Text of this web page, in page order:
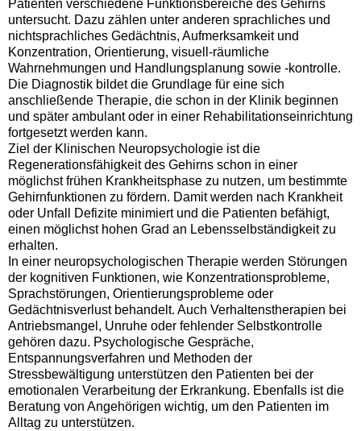
Patienten verschiedene Funktionsbereiche des Gehirns
untersucht. Dazu zählen unter anderen sprachliches und
nichtsprachliches Gedächtnis, Aufmerksamkeit und
Konzentration, Orientierung, visuell-räumliche
Wahrnehmungen und Handlungsplanung sowie -kontrolle.
Die Diagnostik bildet die Grundlage für eine sich
anschließende Therapie, die schon in der Klinik beginnen
und später ambulant oder in einer Rehabilitationseinrichtung
fortgesetzt werden kann.
Ziel der Klinischen Neuropsychologie ist die
Regenerationsfähigkeit des Gehirns schon in einer
möglichst frühen Krankheitsphase zu nutzen, um bestimmte
Gehirnfunktionen zu fördern. Damit werden nach Krankheit
oder Unfall Defizite minimiert und die Patienten befähigt,
einen möglichst hohen Grad an Lebensselbständigkeit zu
erhalten.
In einer neuropsychologischen Therapie werden Störungen
der kognitiven Funktionen, wie Konzentrationsprobleme,
Sprachstörungen, Orientierungsprobleme oder
Gedächtnisverlust behandelt. Auch Verhaltenstherapien bei
Antriebsmangel, Unruhe oder fehlender Selbstkontrolle
gehören dazu. Psychologische Gespräche,
Entspannungsverfahren und Methoden der
Stressbewältigung unterstützen den Patienten bei der
emotionalen Verarbeitung der Erkrankung. Ebenfalls ist die
Beratung von Angehörigen wichtig, um den Patienten im
Alltag zu unterstützen.